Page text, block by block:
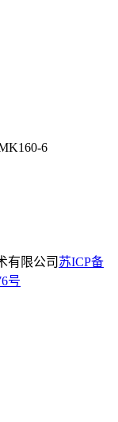
6
有限公司 苏ICP备
号